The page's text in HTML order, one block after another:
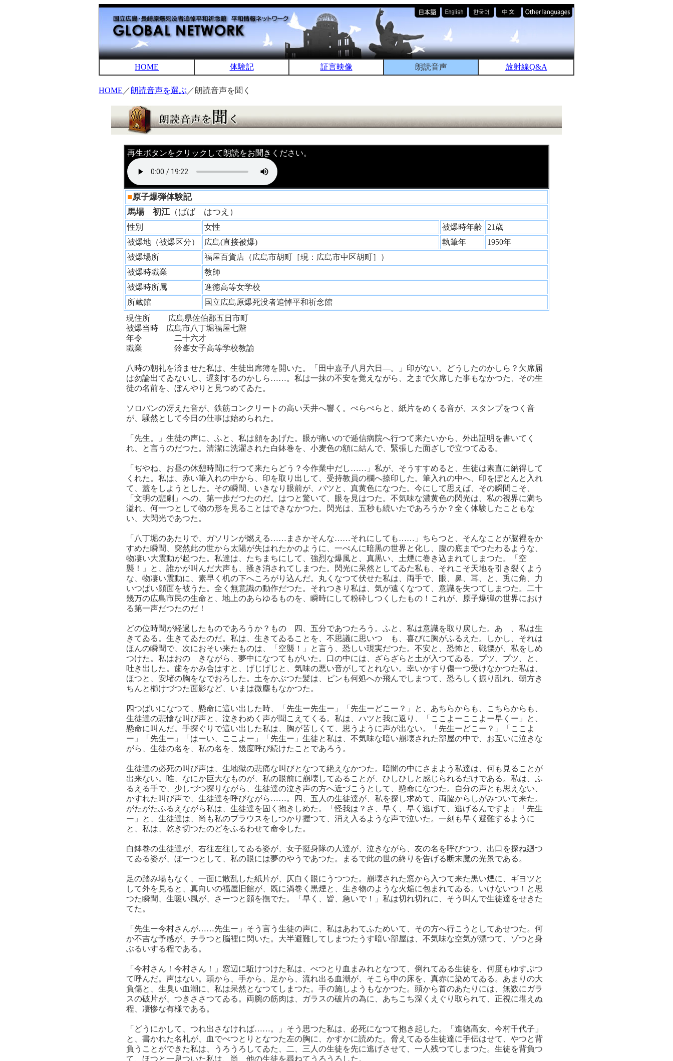
HOME 体験記 証言映像 朗読音声 放射線Q&A
HOME ／朗読音声を選ぶ ／朗読音声を聞く
再生ボタンをクリックして朗読をお聞きください。
■原子爆弾体験記
馬場 初江（ばば はつえ）
性別 女性 被爆時年齢
21歳
被爆地（被爆区分）
広島(直接被爆) 執筆年
1950年
被爆場所
福屋百貨店（広島市胡町［現：広島市中区胡町］）
被爆時職業
教師
被爆時所属
進徳高等女学校
所蔵館
国立広島原爆死没者追悼平和祈念館
現住所 広島県佐伯郡五日市町
被爆当時 広島市八丁堀福屋七階
年令 二十六才
職業 鈴峯女子高等学校教諭
八時の朝礼を済ませた私は、生徒出席簿を開いた。「田中嘉子八月六日―。」印がない。どうしたのかしら？欠席届
は勿論出てゐないし、遅刻するのかしら……。私は一抹の不安を覚えながら、之まで欠席した事もなかつた、その生
徒の名前を、ぼんやりと見つめてゐた。
ソロバンの冴えた音が、鉄筋コンクリートの高い天井へ響く。ぺらぺらと、紙片をめくる音が、スタンプをつく音
が、騒然として今日の仕事は始められた。
「先生。」生徒の声に、ふと、私は顔をあげた。眼が痛いので逓信病院へ行つて来たいから、外出証明を書いてく
れ、と言うのだつた。清潔に洗濯された白鉢巻を、小麦色の額に結んで、緊張した面ざしで立つてゐる。
「ぢやね、お昼の休憩時間に行つて来たらどう？今作業中だし……」私が、そうすすめると、生徒は素直に納得して
くれた。私は、赤い筆入れの中から、印を取り出して、受持教員の欄へ捺印した。筆入れの中へ、印をぽとんと入れ
て、蓋をしようとした。その瞬間、いきなり眼前が、パツと、真黄色になつた。今にして思えば、その瞬間こそ、
「文明の悲劇」への、第一歩だつたのだ。はつと驚いて、眼を見はつた。不気味な濃黄色の閃光は、私の視界に満ち
溢れ、何一つとして物の形を見ることはできなかつた。閃光は、五秒も続いたであろうか？全く体験したこともな
い、大閃光であつた。
「八丁堀のあたりで、ガソリンが燃える……まさかそんな……それにしても……」ちらつと、そんなことが脳裡をか
すめた瞬間、突然此の世から太陽が失はれたかのように、一ぺんに暗黒の世界と化し、腹の底までつたわるような、
物凄い大震動が起つた。私達は、たちまちにして、強烈な爆風と、真黒い、土煙に巻き込まれてしまつた。「空
襲！」と、誰かが叫んだ大声も、搔き消されてしまつた。閃光に呆然としてゐた私も、それこそ天地を引き裂くよう
な、物凄い震動に、素早く机の下へころがり込んだ。丸くなつて伏せた私は、両手で、眼、鼻、耳、と、兎に角、力
いつぱい顔面を被うた。全く無意識の動作だつた。それつきり私は、気が遠くなつて、意識を失つてしまつた。二十
幾万の広島市民の生命と、地上のあらゆるものを、瞬時にして粉砕しつくしたもの！これが、原子爆弾の世界におけ
る第一声だつたのだ！
どの位時間が経過したものであろうか？ものゝ四、五分であつたろう。ふと、私は意識を取り戻した。あゝ、私は生
きてゐる。生きてゐたのだ。私は、生きてゐることを、不思議に思いつゝも、喜びに胸がふるえた。しかし、それは
ほんの瞬間で、次におそい来たものは、「空襲！」と言う、恐しい現実だつた。不安と、恐怖と、戦慄が、私をしめ
つけた。私はおのゝきながら、夢中になつてもがいた。口の中には、ざらざらと土が入つてゐる。プツ、プツ、と、
吐き出した。歯をかみ合はすと、げじげじと、気味の悪い音がしてとれない。幸いかすり傷一つ受けなかつた私は、
ほつと、安堵の胸をなでおろした。土をかぶつた髪は、ピンも何処へか飛んでしまつて、恐ろしく振り乱れ、朝方き
ちんと櫛けづつた面影など、いまは微塵もなかつた。
四つばいになつて、懸命に這い出した時、「先生ー先生ー」「先生ーどこー？」と、あちらからも、こちらからも、
生徒達の悲愴な叫び声と、泣きわめく声が聞こえてくる。私は、ハツと我に返り、「ここよーここよー早くー」と、
懸命に叫んだ。手探ぐりで這い出した私は、胸が苦しくて、思うように声が出ない。「先生ーどこー？」「ここよ
ー」「先生ー」「はーい、ここよー」「先生ー」生徒と私は、不気味な暗い崩壊された部屋の中で、お互いに泣きな
がら、生徒の名を、私の名を、幾度呼び続けたことであろう。
生徒達の必死の叫び声は、生地獄の悲痛な叫びとなつて絶えなかつた。暗闇の中にさまよう私達は、何も見ることが
出来ない。唯、なにか巨大なものが、私の眼前に崩壊してゐることが、ひしひしと感じられるだけである。私は、ふ
るえる手で、少しづつ探りながら、生徒達の泣き声の方へ近づこうとして、懸命になつた。自分の声とも思えない、
かすれた叫び声で、生徒達を呼びながら……。四、五人の生徒達が、私を探し求めて、両脇からしがみついて来た。
がたがたふるえながら私は、生徒達を固く抱きしめた。「怪我は？さ、早く、早く逃げて、逃げるんですよ」「先生
ー」と、生徒達は、尚も私のブラウスをしつかり握つて、消え入るような声で泣いた。一刻も早く避難するように
と、私は、乾き切つたのどをふるわせて命令した。
白鉢巻の生徒達が、右往左往してゐる姿が、女子挺身隊の人達が、泣きながら、友の名を呼びつつ、出口を探ね廻つ
てゐる姿が、ぼーつとして、私の眼には夢のやうであつた。まるで此の世の終りを告げる断末魔の光景である。
足の踏み場もなく、一面に散乱した紙片が、仄白く眼にうつつた。崩壊された窓から入つて来た黒い煙に、ギヨツと
して外を見ると、真向いの福屋旧館が、既に渦巻く黒煙と、生き物のような火焔に包まれてゐる。いけないつ！と思
つた瞬間、生暖い風が、さーつと顔を撫でた。「早く、皆、急いで！」私は切れ切れに、そう叫んで生徒達をせきた
てた。
「先生ー今村さんが……先生ー」そう言う生徒の声に、私はあわてふためいて、その方へ行こうとしてあせつた。何
か不吉な予感が、チラつと脳裡に閃いた。大半避難してしまつたうす暗い部屋は、不気味な空気が漂つて、ゾつと身
ぶるいする程である。
「今村さん！今村さん！」窓辺に駈けつけた私は、べつとり血まみれとなつて、倒れてゐる生徒を、何度もゆすぶつ
て呼んだ。声はない。頭から、手から、足から、流れ出る血潮が、そこら中の床を、真赤に染めてゐる。あまりの大
負傷と、生臭い血潮に、私は呆然となつてしまつた。手の施しようもなかつた。頭から首のあたりには、無数にガラ
スの破片が、つきささつてゐる。両腕の筋肉は、ガラスの破片の為に、あちこち深くえぐり取られて、正視に堪えぬ
程、凄惨な有様である。
「どうにかして、つれ出さなければ……。」そう思つた私は、必死になつて抱き起した。「進徳高女、今村千代子」
と、書かれた名札が、血でべつとりとなつた左の胸に、かすかに読めた。脅えてゐる生徒達に手伝はせて、やつと背
負うことができた私は、うろうろしてゐた、二、三人の生徒を先に逃げさせて、一人残つてしまつた。生徒を背負つ
て、ほつと一息ついた私は、尚、他の生徒を尋ねてうろうろした。